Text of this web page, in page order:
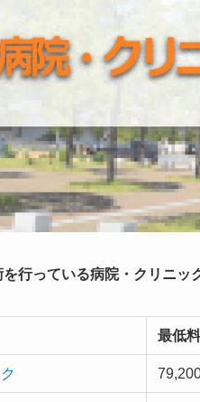
行っている病院・クリニッ
最低